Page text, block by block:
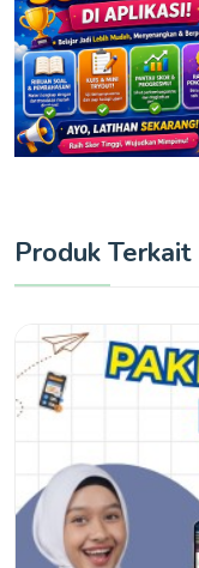
Produk Terkait